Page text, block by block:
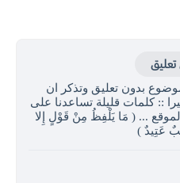
تعليق
بدون تعليق وتذكر ان
:: كلمات قليلة تساعدنا على
... ( مَا يَلْفِظُ مِنْ قَوْلٍ إِلا
عَتِيدٌ )